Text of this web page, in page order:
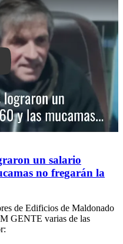
Trabajadores de edificios
un salario
no fregarán la
de Edificios de Maldonado
GENTE varias de las